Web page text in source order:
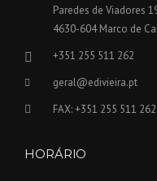
Paredes de Viadores
4630-604 Marco de
+351 255 511 262
geral@edivieira.pt
FAX: +351 255 511 262
HORÁRIO